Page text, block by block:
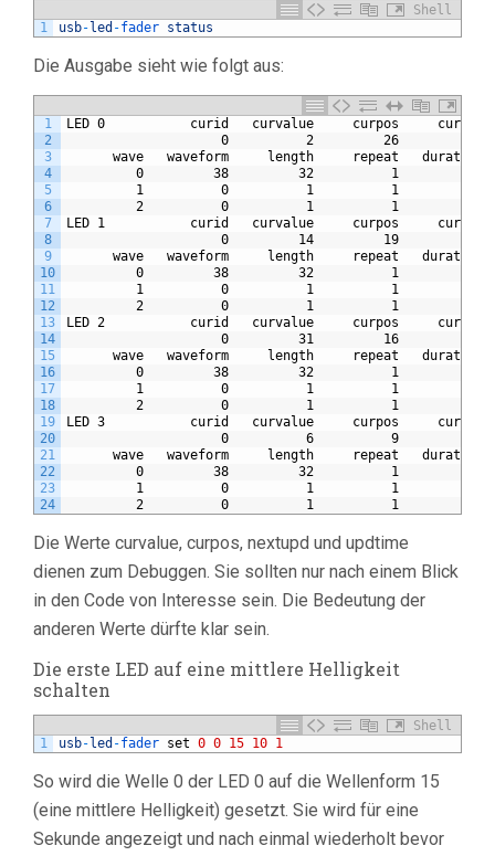
Shell
1
usb- led -fader status
Die Ausgabe sieht wie folgt aus:
1
2
3
4
5
6
7
8
9
10
11
12
13
14
15
16
17
18
19
20
21
22
23
24
LED 0           curid   curvalue     curpos     currep
0          2         26          0
wave   waveform     length     repeat   duration
0         38         32          1         20
1          0          1          1          0
2          0          1          1          0
LED 1           curid   curvalue     curpos     currep
0         14         19          0
wave   waveform     length     repeat   duration
0         38         32          1         20
1          0          1          1          0
2          0          1          1          0
LED 2           curid   curvalue     curpos     currep
0         31         16          0
wave   waveform     length     repeat   duration
0         38         32          1         20
1          0          1          1          0
2          0          1          1          0
LED 3           curid   curvalue     curpos     currep
0          6          9          0
wave   waveform     length     repeat   duration
0         38         32          1         20
1          0          1          1          0
2          0          1          1          0
Die Werte curvalue, curpos, nextupd und updtime
dienen zum Debuggen. Sie sollten nur nach einem Blick
in den Code von Interesse sein. Die Bedeutung der
anderen Werte dürfte klar sein.
Die erste LED auf eine mittlere Helligkeit
schalten
Shell
1
usb- led -fader set 0 0 15 10 1
So wird die Welle 0 der LED 0 auf die Wellenform 15
(eine mittlere Helligkeit) gesetzt. Sie wird für eine
Sekunde angezeigt und nach einmal wiederholt bevor